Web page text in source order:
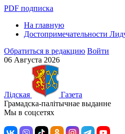
PDF подписка
На главную
Достопримечательности
Обратиться в редакцию Войти
06 Августа 2026
Лiдская
Газета
Грамадска-палiтычнае выданне
Мы в соцсетях